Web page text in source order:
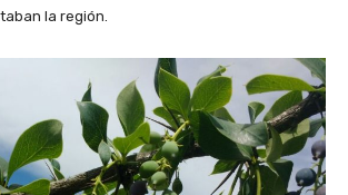
la región.